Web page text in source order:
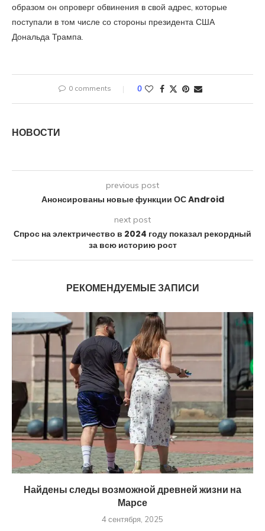
образом он опроверг обвинения в свой адрес, которые
поступали в том числе со стороны президента США
Дональда Трампа.
0 comments 0
НОВОСТИ
previous post
Анонсированы новые функции ОС Android
next post
Спрос на электричество в 2024 году показал рекордный
за всю историю рост
РЕКОМЕНДУЕМЫЕ ЗАПИСИ
Найдены следы возможной древней жизни на
Марсе
4 сентября, 2025